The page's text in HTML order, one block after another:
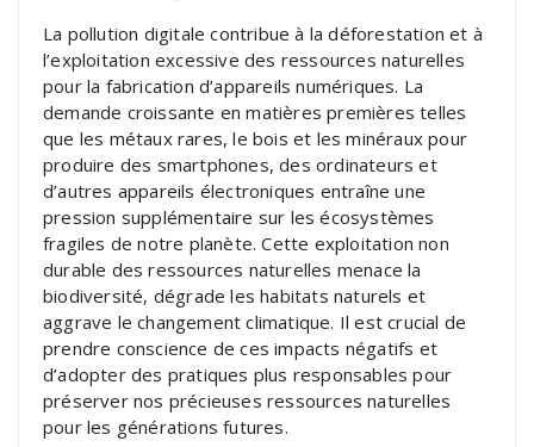
La pollution digitale contribue à la déforestation et à
l’exploitation excessive des ressources naturelles
pour la fabrication d’appareils numériques. La
demande croissante en matières premières telles
que les métaux rares, le bois et les minéraux pour
produire des smartphones, des ordinateurs et
d’autres appareils électroniques entraîne une
pression supplémentaire sur les écosystèmes
fragiles de notre planète. Cette exploitation non
durable des ressources naturelles menace la
biodiversité, dégrade les habitats naturels et
aggrave le changement climatique. Il est crucial de
prendre conscience de ces impacts négatifs et
d’adopter des pratiques plus responsables pour
préserver nos précieuses ressources naturelles
pour les générations futures.